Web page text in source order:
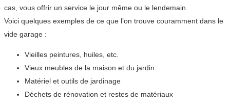
cas, vous offrir un service le jour même ou le lendemain.
Voici quelques exemples de ce que l’on trouve couramment dans le
vide garage :
Vieilles peintures, huiles, etc.
Vieux meubles de la maison et du jardin
Matériel et outils de jardinage
Déchets de rénovation et restes de matériaux